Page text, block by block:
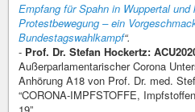
Empfang für Spahn in Wuppertal
Protestbewegung – ein
Bundestagswahlkampf“.
- Prof. Dr. Stefan Hockertz:
Außerparlamentarischer Corona
Anhörung A18 von Prof. Dr. med.
“CORONA-IMPFSTOFFE,